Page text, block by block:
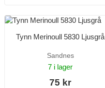
Tynn Merinoull 5830 Ljusgrå
Sandnes
7 i lager
75 kr